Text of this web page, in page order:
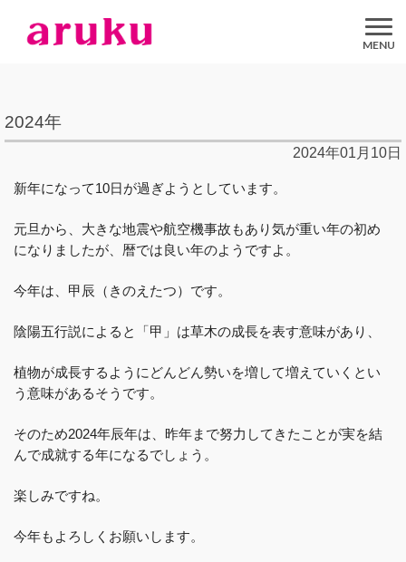
2024年
2024年01月10日
新年になって10日が過ぎようとしています。
元旦から、大きな地震や航空機事故もあり気が重い年の初め
になりましたが、暦では良い年のようですよ。
今年は、甲辰（きのえたつ）です。
陰陽五行説によると「甲」は草木の成長を表す意味があり、
植物が成長するようにどんどん勢いを増して増えていくとい
う意味があるそうです。
そのため2024年辰年は、昨年まで努力してきたことが実を結
んで成就する年になるでしょう。
楽しみですね。
今年もよろしくお願いします。